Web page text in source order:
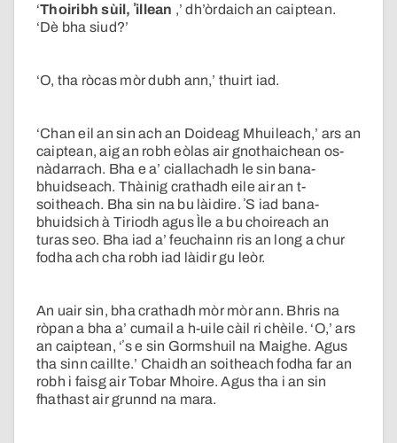
‘Thoiribh sùil, ʼillean ,’ dh’òrdaich an caiptean.
‘Dè bha siud?’
‘O, tha ròcas mòr dubh ann,’ thuirt iad.
‘Chan eil an sin ach an Doideag Mhuileach,’ ars an
caiptean, aig an robh eòlas air gnothaichean os-
nàdarrach. Bha e a’ ciallachadh le sin bana-
bhuidseach. Thàinig crathadh eile air an t-
soitheach. Bha sin na bu làidire. ʼS iad bana-
bhuidsich à Tiriodh agus Ìle a bu choireach an
turas seo. Bha iad a’ feuchainn ris an long a chur
fodha ach cha robh iad làidir gu leòr.
An uair sin, bha crathadh mòr mòr ann. Bhris na
ròpan a bha a’ cumail a h-uile càil ri chèile. ‘O,’ ars
an caiptean, ‘ʼs e sin Gormshuil na Maighe. Agus
tha sinn caillte.’ Chaidh an soitheach fodha far an
robh i faisg air Tobar Mhoire. Agus tha i an sin
fhathast air grunnd na mara.